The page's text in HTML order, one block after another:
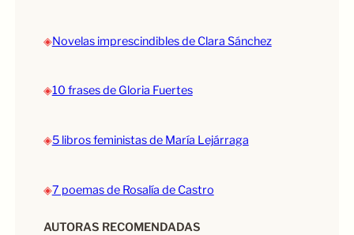
◈Novelas imprescindibles de Clara Sánchez
◈10 frases de Gloria Fuertes
◈5 libros feministas de María Lejárraga
◈7 poemas de Rosalía de Castro
AUTORAS RECOMENDADAS